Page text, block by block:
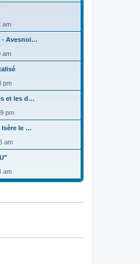
am
- Avesnoi…
am
pm
et les d…
pm
Isère le …
am
am